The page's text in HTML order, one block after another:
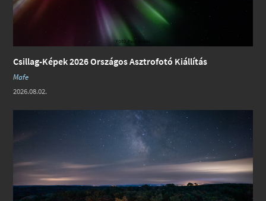
Csillag-Képek 2026 Országos Asztrofotó Kiállítás
Mafe
2026.08.02.